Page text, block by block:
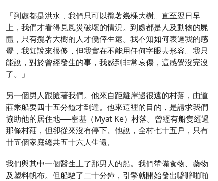
「到處都是洪水，我們只可以攬著幾棵大樹。直至翌日早
上，我們才看得見風災破壞的情況。到處都是人及動物的屍
體，只有攬著大樹的人才僥倖生還。我不知如何表達我的感
覺，我知說來很傻，但我實在不能用任何字眼去形容。我只
能說，對於曾經發生的事，我感到非常哀傷，這感覺沒完沒
了。」
另一個男人跟隨著我們。他來自距離岸邊很遠的村落，由道
莊乘船要四十五分鐘才到達。他來這裡的目的，是請求我們
協助他的居住地──密基（Myat Ke）村落。曾經有船隻經過
那條村莊，但卻從來沒有停下。他說，全村七十五戶，只有
廿五個家庭總共五十六人生還。
我們與其中一個醫生上了那男人的船。我們帶備食物、藥物
及塑料帆布。但船駛了二十分鐘，引擎就開始發出噼噼啪啪